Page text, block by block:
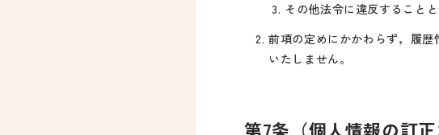
その他法令に違反すること
前項の定めにかかわらず，履
いたしません。
第7条（個人情報の訂正